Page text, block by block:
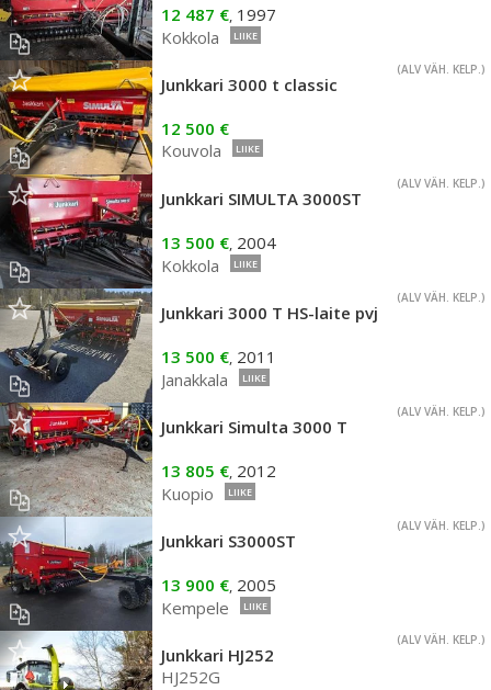
12 487 €, 1997
Kokkola
LIIKE
(ALV VÄH. KELP.)
Junkkari 3000 t classic
12 500 €
Kouvola
LIIKE
(ALV VÄH. KELP.)
Junkkari SIMULTA 3000ST
13 500 €, 2004
Kokkola
LIIKE
(ALV VÄH. KELP.)
Junkkari 3000 T HS-laite pvj
13 500 €, 2011
Janakkala
LIIKE
(ALV VÄH. KELP.)
Junkkari Simulta 3000 T
13 805 €, 2012
Kuopio
LIIKE
(ALV VÄH. KELP.)
Junkkari S3000ST
13 900 €, 2005
Kempele
LIIKE
(ALV VÄH. KELP.)
Junkkari HJ252
HJ252G